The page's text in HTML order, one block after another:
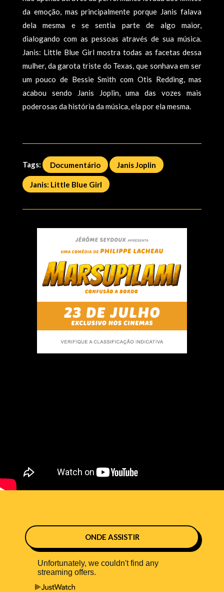
da emoção, mas principalmente porque Janis falava
dela mesma e se sentia parte de algo maior,
dialogando com as pessoas através de sua música.
Janis: Little Blue Girl mostra todas as facetas dessa
mulher, da garota triste do Texas, que sonhava em ser
um pouco de Bessie Smith com Otis Redding, mas
acabou sendo Janis Joplin, uma das vozes mais
poderosas da história da música, ela por ela mesma.
Tags: Documentário Janis Joplin
Janis: Little Blue Girl
ONDE ASSISTIR